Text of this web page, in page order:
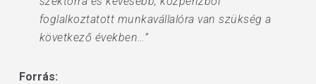
foglalkoztatott munkavállalóra van szükség a
következő években…”
Forrás: